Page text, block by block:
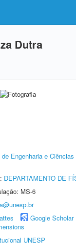
Dutra
de Engenharia e
DEPARTAMENTO DE
MS-6
Google Scholar
UNESP